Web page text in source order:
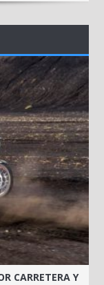
CARRETERA Y